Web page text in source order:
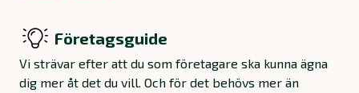
Företagsguide
Vi strävar efter att du som företagare ska kunna ägna
dig mer åt det du vill. Och för det behövs mer än